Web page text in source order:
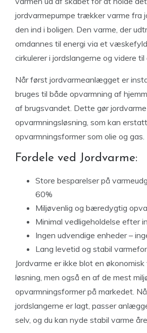
jordvarmepumpe trækker varme fra
den ind i boligen. Den varme, der
omdannes til energi via et
cirkulerer i jordslangerne og videre
Når først jordvarmeanlægget er
bruges til både opvarmning af
af brugsvandet. Dette gør
opvarmningsløsning, som kan
opvarmningsformer som olie og gas.
Fordele ved Jordvarme:
Store besparelser på
60%
Miljøvenlig og bæredygtig
Minimal vedligeholdelse efter
Ingen udvendige enheder –
Lang levetid og stabil
Jordvarme er ikke blot en
løsning, men også en af de mest
opvarmningsformer på markedet.
jordslangerne er lagt, passer
selv, og du kan nyde stabil varme